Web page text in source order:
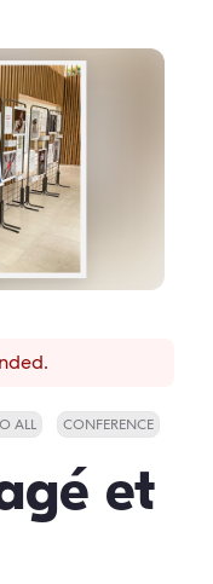
ALL CONFERENCE
et